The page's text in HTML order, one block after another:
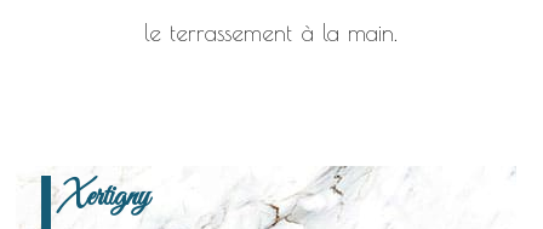
le terrassement à la main.
Xertigny